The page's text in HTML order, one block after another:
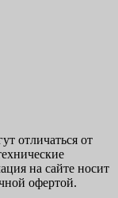
отличаться от
на сайте носит
офертой.